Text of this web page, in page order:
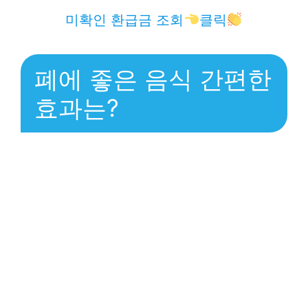
미확인 환급금 조회 클릭
폐에 좋은 음식 간편한
효과는?